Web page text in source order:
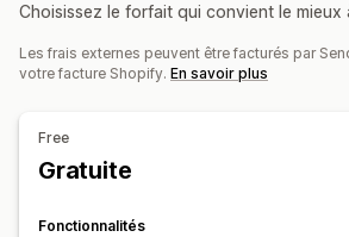
Règles d’expédition Date de livraison
Synchronisation des commandes
Sélection du transporteur Frais
Synchronisation des commandes
Notifications par e-mail
Mises à jour
Notifications personnalisées
Pages de
Choisissez le forfait qui convient le mieux
Les frais externes peuvent être facturés par
votre facture Shopify. En savoir plus
Free
Gratuite
Fonctionnalités